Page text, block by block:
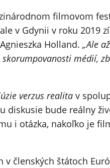
filmovom
v Gdynii v roku 2019
Holland. „Ale
médií,
verzus realita v
diskusie bude reálny
i otázka, nakoľko je
členských štátoch